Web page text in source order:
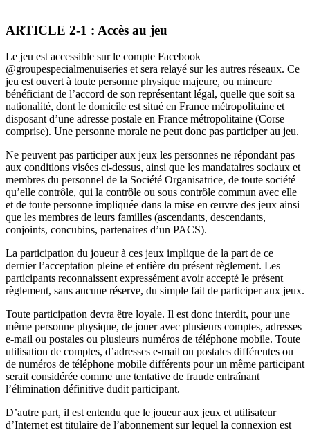
ARTICLE 2-1 : Accès au jeu
Le jeu est accessible sur le compte Facebook
@groupespecialmenuiseries et sera relayé sur les autres réseaux. Ce
jeu est ouvert à toute personne physique majeure, ou mineure
bénéficiant de l’accord de son représentant légal, quelle que soit sa
nationalité, dont le domicile est situé en France métropolitaine et
disposant d’une adresse postale en France métropolitaine (Corse
comprise). Une personne morale ne peut donc pas participer au jeu.
Ne peuvent pas participer aux jeux les personnes ne répondant pas
aux conditions visées ci-dessus, ainsi que les mandataires sociaux et
membres du personnel de la Société Organisatrice, de toute société
qu’elle contrôle, qui la contrôle ou sous contrôle commun avec elle
et de toute personne impliquée dans la mise en œuvre des jeux ainsi
que les membres de leurs familles (ascendants, descendants,
conjoints, concubins, partenaires d’un PACS).
La participation du joueur à ces jeux implique de la part de ce
dernier l’acceptation pleine et entière du présent règlement. Les
participants reconnaissent expressément avoir accepté le présent
règlement, sans aucune réserve, du simple fait de participer aux jeux.
Toute participation devra être loyale. Il est donc interdit, pour une
même personne physique, de jouer avec plusieurs comptes, adresses
e-mail ou postales ou plusieurs numéros de téléphone mobile. Toute
utilisation de comptes, d’adresses e-mail ou postales différentes ou
de numéros de téléphone mobile différents pour un même participant
serait considérée comme une tentative de fraude entraînant
l’élimination définitive dudit participant.
D’autre part, il est entendu que le joueur aux jeux et utilisateur
d’Internet est titulaire de l’abonnement sur lequel la connexion est